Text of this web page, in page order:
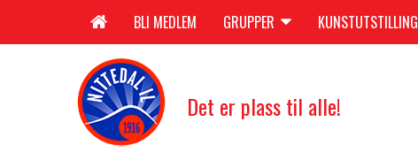
BLI MEDLEM GRUPPER KUNSTUTSTILLING
Det er plass til alle!